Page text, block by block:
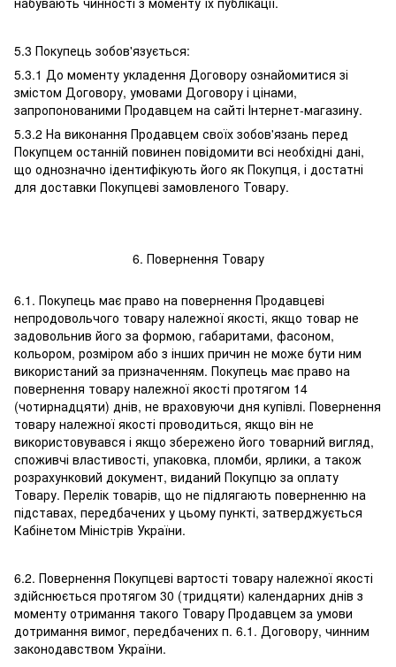
5.3 Покупець зобов'язується:
5.3.1 До моменту укладення Договору ознайомитися зі
змістом Договору, умовами Договору і цінами,
запропонованими Продавцем на сайті Інтернет-магазину.
5.3.2 На виконання Продавцем своїх зобов'язань перед
Покупцем останній повинен повідомити всі необхідні дані,
що однозначно ідентифікують його як Покупця, і достатні
для доставки Покупцеві замовленого Товару.
6. Повернення Товару
6.1. Покупець має право на повернення Продавцеві
непродовольчого товару належної якості, якщо товар не
задовольнив його за формою, габаритами, фасоном,
кольором, розміром або з інших причин не може бути ним
використаний за призначенням. Покупець має право на
повернення товару належної якості протягом 14
(чотирнадцяти) днів, не враховуючи дня купівлі. Повернення
товару належної якості проводиться, якщо він не
використовувався і якщо збережено його товарний вигляд,
споживчі властивості, упаковка, пломби, ярлики, а також
розрахунковий документ, виданий Покупцю за оплату
Товару. Перелік товарів, що не підлягають поверненню на
підставах, передбачених у цьому пункті, затверджується
Кабінетом Міністрів України.
6.2. Повернення Покупцеві вартості товару належної якості
здійснюється протягом 30 (тридцяти) календарних днів з
моменту отримання такого Товару Продавцем за умови
дотримання вимог, передбачених п. 6.1. Договору, чинним
законодавством України.